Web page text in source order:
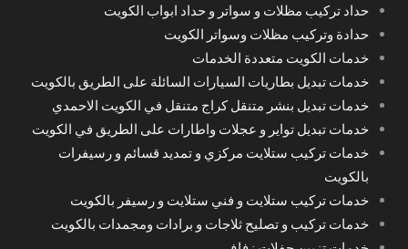
حداد تركيب مظلات و سواتر و حداد ابواب الكويت
حدادة وتركيب مظلات وسواتر الكويت
خدمات الكويت متعددة الخدمات
خدمات تبديل بطاريات السيارات السائلة على الطريق بالكويت
خدمات تبديل بنشر متنقل كراج متنقل في الكويت الاحمدي
خدمات تبديل تواير و عجلات واطارات على الطريق في الكويت
خدمات تركيب ستلايت مركزي و تمديد قسائم و رسيفرات
بالكويت
خدمات تركيب ستلايت و فني ستلايت و رسيفر بالكويت
خدمات تركيب و تصليح ثلاجات و برادات ومجمدات بالكويت